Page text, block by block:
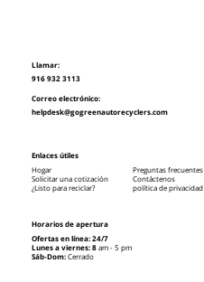
Llamar:
916 932 3113
Correo electrónico:
helpdesk@gogreenautorecyclers.com
Horarios de apertura
Ofertas en línea: 24/7
Lunes a viernes: 8am - 5 pm
Sáb-Dom:Cerrado
Enlaces útiles
Hogar
Solicitar una cotización
¿Listo para reciclar?
Preguntas frecuentes
Contáctenos
política de privacidad